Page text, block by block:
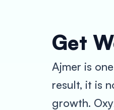
Get
Ajmer is
result, it is
growth.